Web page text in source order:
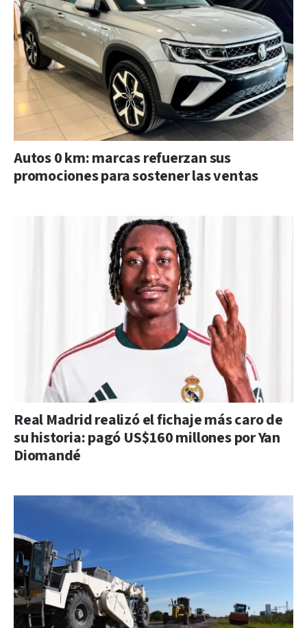
Autos 0 km: marcas refuerzan sus
promociones para sostener las ventas
Real Madrid realizó el fichaje más caro de
su historia: pagó US$160 millones por Yan
Diomandé